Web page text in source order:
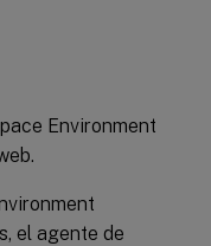
Environment
el agente de